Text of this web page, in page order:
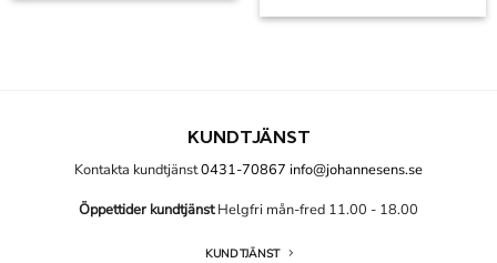
KUNDTJÄNST
Kontakta kundtjänst0431-70867 info@johannesens.se
Öppettider kundtjänstHelgfri mån-fred 11.00 - 18.00
KUNDTJÄNST